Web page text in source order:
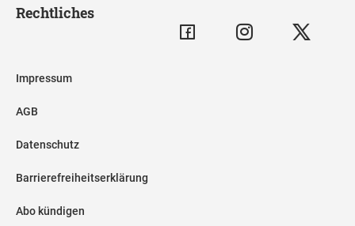
Rechtliches
Impressum
AGB
Datenschutz
Barrierefreiheitserklärung
Abo kündigen